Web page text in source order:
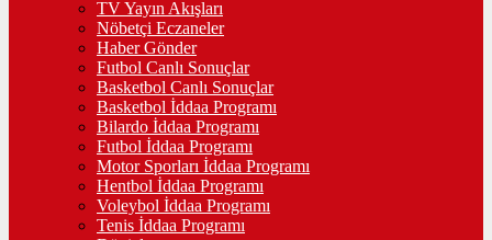
TV Yayın Akışları
Nöbetçi Eczaneler
Haber Gönder
Futbol Canlı Sonuçlar
Basketbol Canlı Sonuçlar
Basketbol İddaa Programı
Bilardo İddaa Programı
Futbol İddaa Programı
Motor Sporları İddaa Programı
Hentbol İddaa Programı
Voleybol İddaa Programı
Tenis İddaa Programı